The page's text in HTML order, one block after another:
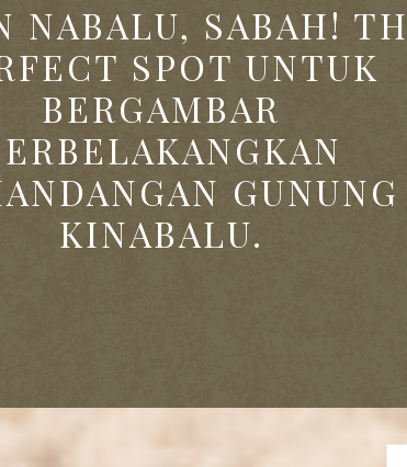
NABALU, SABAH!
SPOT UNTUK
BERGAMBAR
GUNUNG
KINABALU.